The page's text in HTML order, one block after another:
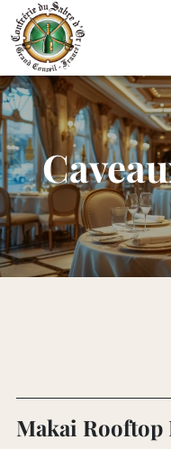
Makai Rooftop